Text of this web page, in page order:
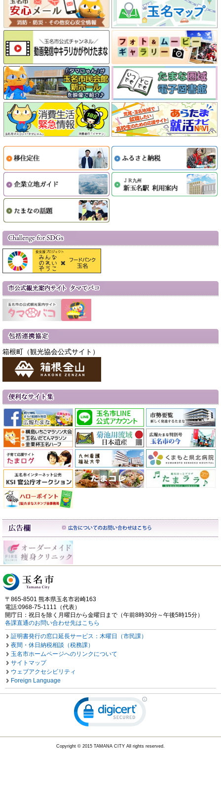
箱根町（観光協会公式サイト）
〒865-8501 熊本県玉名市岩崎163
電話:0968-75-1111（代表）
開庁日：祝日を除く月曜日から金曜日まで（午前8時30分～午後5時15分）
各課直通のお問い合わせ先はこちら
証明書発行の窓口延長サービス：木曜日（市民課）
夜間・休日納税相談（税務課）
玉名市ホームページへのリンクについて
サイトマップ
ウェブアクセシビリティ
Foreign Language
Copyright © 2015 TAMANA CITY All rights reserved.